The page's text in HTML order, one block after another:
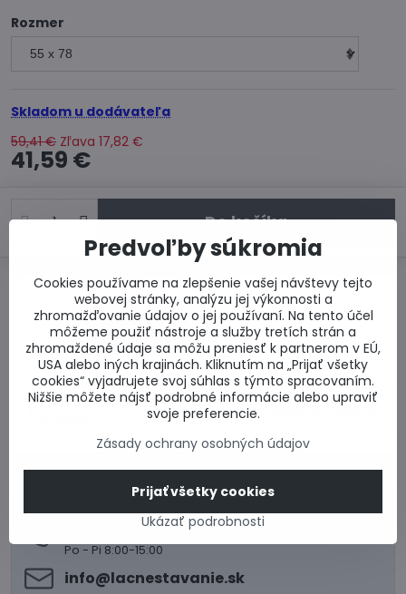
Rozmer
Skladom u dodávateľa
59,41 € Zľava 17,82 €
41,59 €
Do košíka
Otázka k produktu Doručenia
Výrobca:
Predchádzajúci
Nasledujúci produkt
0917 969 003
Technické poradenstvo
0948 987 787
Informácie k objednávkam
Po - Pi 8:00-15:00
info​@lacnestavanie​.sk
Predvoľby súkromia
Cookies používame na zlepšenie vašej návštevy tejto
webovej stránky, analýzu jej výkonnosti a
zhromažďovanie údajov o jej používaní. Na tento účel
môžeme použiť nástroje a služby tretích strán a
zhromaždené údaje sa môžu preniesť k partnerom v EÚ,
USA alebo iných krajinách. Kliknutím na „Prijať všetky
cookies“ vyjadrujete svoj súhlas s týmto spracovaním.
Nižšie môžete nájsť podrobné informácie alebo upraviť
svoje preferencie.
Zásady ochrany osobných údajov
Ukázať podrobnosti
Prijať všetky cookies